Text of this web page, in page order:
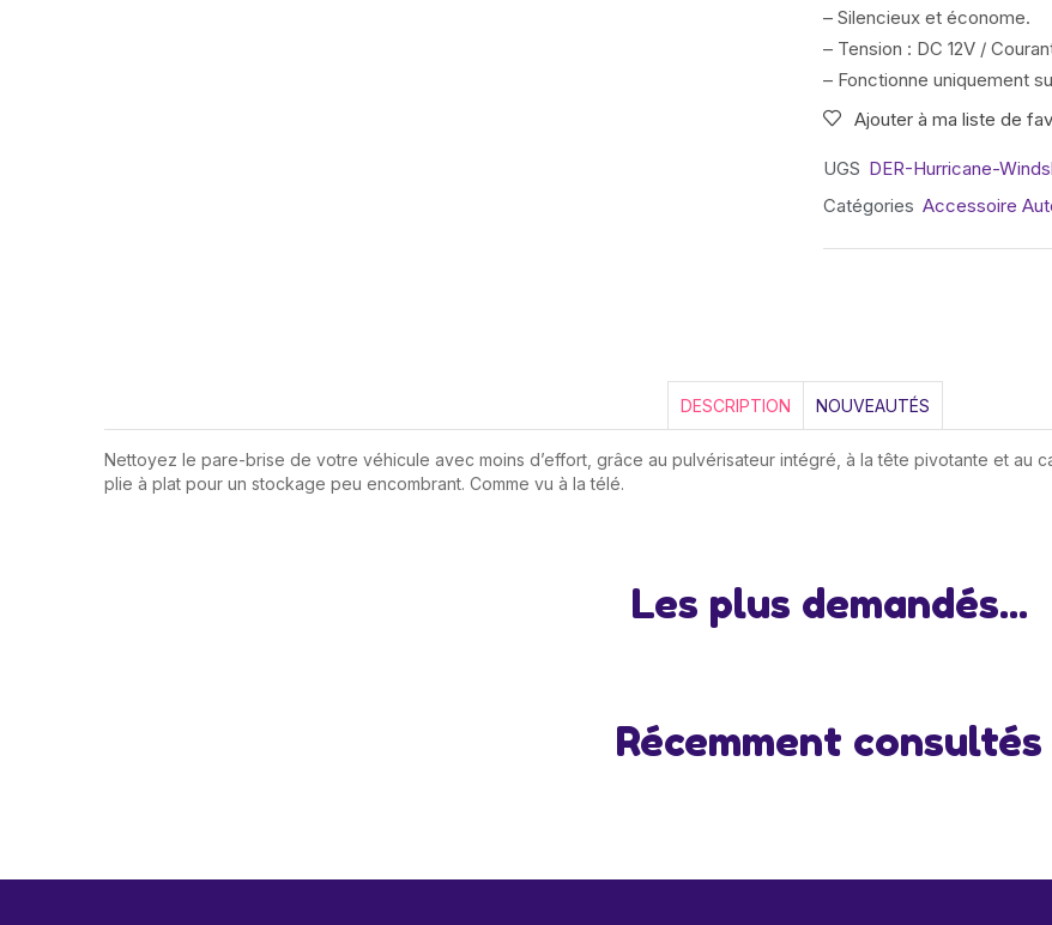
– Silencieux et économe.
– Tension : DC 12V /
– Fonctionne uniquement
Ajouter à ma liste de
UGS DER-Hurricane-
Catégories Accessoire
DESCRIPTION NOUVEAUTÉS
Nettoyez le pare-brise de votre véhicule avec moins d’effort, grâce au pulvérisateur intégré, à la tête pivotante et au
plie à plat pour un stockage peu encombrant. Comme vu à la télé.
Les plus demandés...
Récemment consultés